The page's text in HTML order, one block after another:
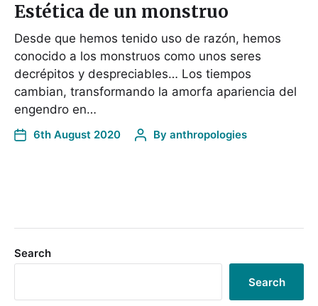
Estética de un monstruo
Desde que hemos tenido uso de razón, hemos
conocido a los monstruos como unos seres
decrépitos y despreciables… Los tiempos
cambian, transformando la amorfa apariencia del
engendro en…
6th August 2020 By anthropologies
Search
Search